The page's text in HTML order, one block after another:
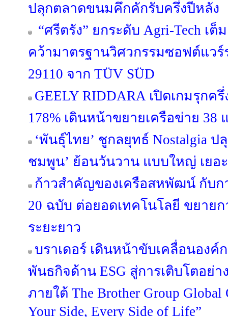
ปลุกตลาดขนมคึกคักรับครึ่งปีหลัง
“ศรีตรัง” ยกระดับ Agri-Tech เ
คว้ามาตรฐานวิศวกรรมซอฟต์แวร์
29110 จาก TÜV SÜD
GEELY RIDDARA เปิดเกมรุกค
178% เดินหน้าขยายเครือข่าย 38
‘พันธุ์ไทย’ ชูกลยุทธ์ Nostalgia ป
ชมพูน’ ย้อนวันวาน แบบใหญ่ เยอ
ก้าวสำคัญของเครือสหพัฒน์ กับก
20 ฉบับ ต่อยอดเทคโนโลยี ขยาย
ระยะยาว
บราเดอร์ เดินหน้าขับเคลื่อนอง
พันธกิจด้าน ESG สู่การเติบโตอย่
ภายใต้ The Brother Group
Your Side, Every Side of Life”